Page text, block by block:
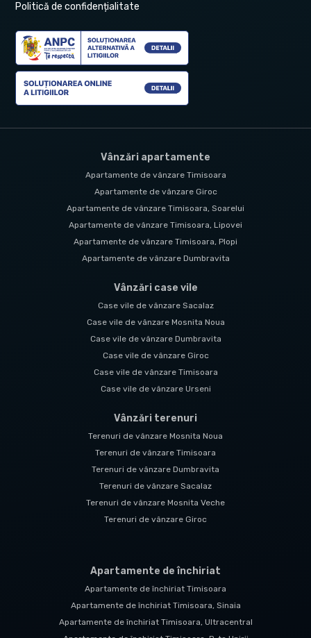
Politică de confidențialitate
Vânzări apartamente
Apartamente de vânzare Timisoara
Apartamente de vânzare Giroc
Apartamente de vânzare Timisoara, Soarelui
Apartamente de vânzare Timisoara, Lipovei
Apartamente de vânzare Timisoara, Plopi
Apartamente de vânzare Dumbravita
Vânzări case vile
Case vile de vânzare Sacalaz
Case vile de vânzare Mosnita Noua
Case vile de vânzare Dumbravita
Case vile de vânzare Giroc
Case vile de vânzare Timisoara
Case vile de vânzare Urseni
Vânzări terenuri
Terenuri de vânzare Mosnita Noua
Terenuri de vânzare Timisoara
Terenuri de vânzare Dumbravita
Terenuri de vânzare Sacalaz
Terenuri de vânzare Mosnita Veche
Terenuri de vânzare Giroc
Apartamente de închiriat
Apartamente de închiriat Timisoara
Apartamente de închiriat Timisoara, Sinaia
Apartamente de închiriat Timisoara, Ultracentral